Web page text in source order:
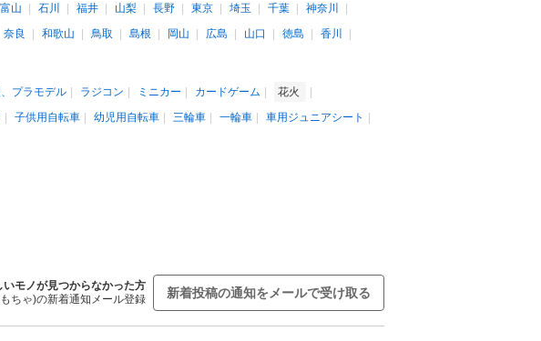
富山 石川 福井 山梨 長野 東京 埼玉 千葉
神奈川
奈良 和歌山 鳥取 島根 岡山 広島 山口 徳島
香川
プラモデル ラジコン ミニカー カードゲーム
花火
子供用自転車 幼児用自転車 三輪車 一輪車
車用ジュニアシート
モノが見つからなかった方
ちゃ)の新着通知メール登録
新着投稿の通知をメールで受け取る